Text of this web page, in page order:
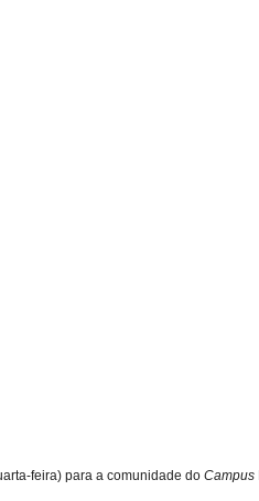
feira) para a comunidade do Campus